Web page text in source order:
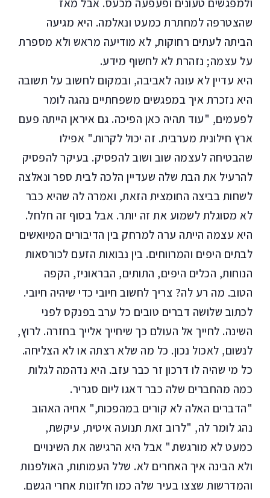
ולמפגשים טעונים ופעפעה מכעס. אבל מאז
שהצטרפה למחתרת כמעט ונאלמה. היא מגיעה
הביתה לעתים רחוקות, לא מודיעה מראש ולא מספרת
על עצמה; נזהרת לא לחשוף מידע.
היא עדיין לא עונה לאביבה, ובמקום לחשוב על תשובה
היא נזכרת איך במפגשים משפחתיים נהגה לומר
לפעמים, "עוד תהיה כאן הפיכה. גם איראן הייתה פעם
ארץ חילונית מערבית. זה יכול לקרות." אפילו
שהבטיחה לעצמה שוב ושוב להפסיק. בעיקר להפסיק
להרעיל את הבת שלה שעדיין הלכה לבית ספר ונאלצה
לשחות בביצה החומצית הזאת, ואמרה לה שהיא כבר
לא מסוגלת לשמוע את זה יותר. אבל בסוף זה חלחל.
היא עצמה הייתה ערה למרחק בין הדיבורים המיואשים
לבתים היפים והמרווחים. בין נבואות הזעם לכורסאות
הנוחות, הכלים היפים, התותים, הבראוניז, הקפה
הטוב. מה רע לה? צריך לחשוב חיובי כדי שיהיה חיובי.
לכתוב שלושה דברים טובים כל ערב בפנקס לפני
השינה. לחייך אל העולם כך שיחייך אלייך בחזרה. לרוץ,
לנשום, לאכול נכון. כל מה שלא רצתה או לא הצליחה.
כל מי שהיה לו דרכון זר כבר עזב. היא נדהמה לגלות
כמה מהחברים שלה כבר דאגו ליום סגריר.
"הדברים האלה לא קורים במהפכות," אחיה האהוב
נהג לומר לה, "לרוב זאת תנועה איטית, עיקשת,
כמעט לא מורגשת." אבל היא הרגישה את השינויים
ולא הבינה איך האחרים לא. שלל העמותות, האולפנות
והמדרשות שצצו בעיר שלה כמו חלזונות אחרי הגשם.